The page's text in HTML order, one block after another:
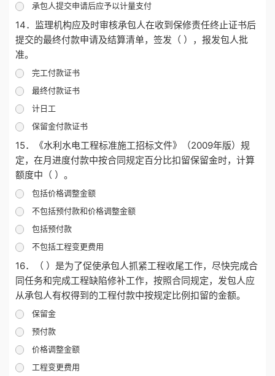
承包人提交申请后应予以计量支付
14．监理机构应及时审核承包人在收到保修责任终止证书后
提交的最终付款申请及结算清单，签发（ ），报发包人批
准。
完工付款证书
最终付款证书
计日工
保留金付款证书
15．《水利水电工程标准施工招标文件》（2009年版）规
定，在月进度付款中按合同规定百分比扣留保留金时，计算
额度中（ ）。
包括价格调整金额
不包括预付款和价格调整金额
包括预付款
不包括工程变更费用
16．（ ）是为了促使承包人抓紧工程收尾工作，尽快完成合
同任务和完成工程缺陷修补工作，按照合同规定，发包人应
从承包人有权得到的工程付款中按规定比例扣留的金额。
保留金
预付款
价格调整金额
工程变更费用